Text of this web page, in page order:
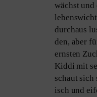
wächst
durch­aus
den, aber
erns­ten
Kiddi mit
schaut
isch und